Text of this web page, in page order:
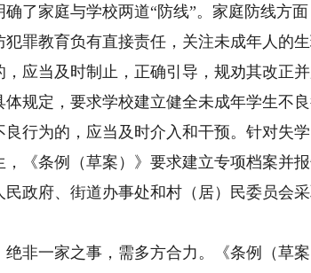
家庭与学校两道“防线”。家庭防线方面
犯罪教育负有直接责任，关注未成年人的
应当及时制止，正确引导，规劝其改正
体规定，要求学校建立健全未成年学生不
良行为的，应当及时介入和干预。针对失
《条例（草案）》要求建立专项档案并
政府、街道办事处和村（居）民委员会
一家之事，需多方合力。《条例（草案